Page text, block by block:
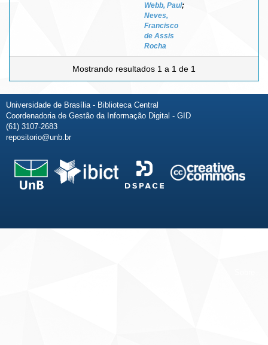
Webb, Paul;
Neves,
Francisco
de Assis
Rocha
Mostrando resultados 1 a 1 de 1
Universidade de Brasília - Biblioteca Central
Coordenadoria de Gestão da Informação Digital - GID
(61) 3107-2683
repositorio@unb.br